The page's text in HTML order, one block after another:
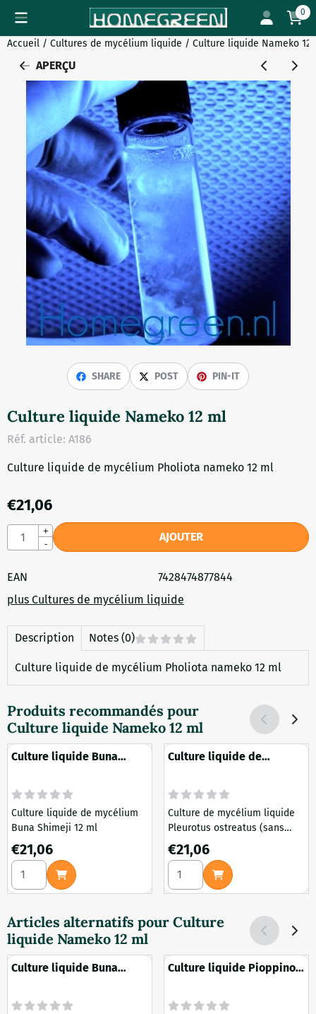
Préférences de cookies disponibles. Choisissez les 0
Accueil / Cultures de mycélium liquide / Culture liquide Nameko 12
APERÇU
SHARE POST PIN-IT
Culture liquide Nameko 12 ml
Réf. article: A186
Culture liquide de mycélium Pholiota nameko 12 ml
€21,06
Quantité
+
-
AJOUTER
EAN
7428474877844
plus Cultures de mycélium liquide
Description Notes (0)
Culture liquide de mycélium Pholiota nameko 12 ml
Produits recommandés pour
Culture liquide Nameko 12 ml
Culture liquide Buna
Culture liquide de mycélium
Buna Shimeji 12 ml
Prix: 21,06
€21,06
Choisir la quantité pour Culture liquide Buna Shimeji 12 ml
Culture liquide de
Culture de mycélium liquide
Pleurotus ostreatus (sans
spores) 12 ml
Prix: 21,06
€21,06
Choisir la quantité pour
Articles alternatifs pour Culture
liquide Nameko 12 ml
Culture liquide Buna
Culture liquide Pioppino